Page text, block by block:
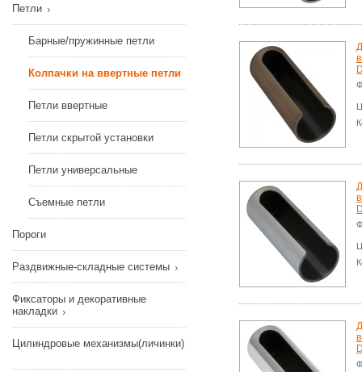
Петли
Барные/пружинные петли
Колпачки на ввертные петли
Петли ввертные
Петли скрытой установки
Петли универсальные
Съемные петли
Пороги
Раздвижные-складные системы
Фиксаторы и декоративные
накладки
Цилиндровые механизмы(личинки)